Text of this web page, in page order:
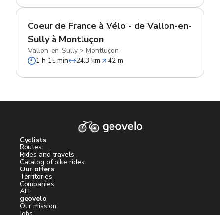
Coeur de France à Vélo - de Vallon-en-
Sully à Montluçon
Vallon-en-Sully > Montluçon
1 h 15 min
24.3 km 42 m
Cyclists
Routes
Rides and travels
Catalog of bike rides
Our offers
Territories
Companies
API
geovelo
Our mission